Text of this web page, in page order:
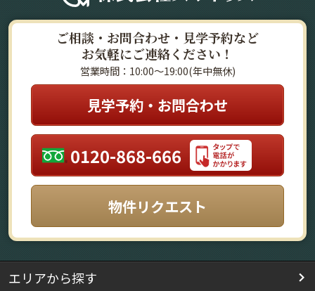
ご相談・お問合わせ・見学予約など
お気軽にご連絡ください！
営業時間：10:00～19:00(年中無休)
見学予約・お問合わせ
0120-868-666
物件リクエスト
エリアから探す